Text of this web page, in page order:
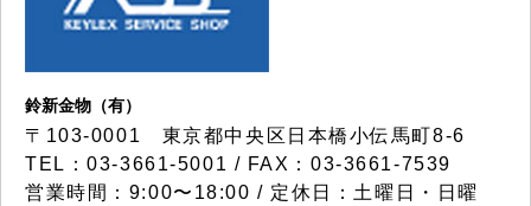
鈴新金物（有）
〒103-0001 東京都中央区日本橋小伝馬町8-6
TEL：03-3661-5001 / FAX：03-3661-7539
営業時間：9:00〜18:00 / 定休日：土曜日・日曜